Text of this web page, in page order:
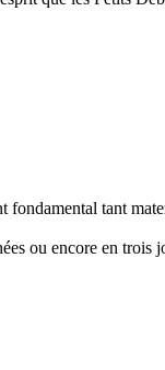
tant
ou encore en trois